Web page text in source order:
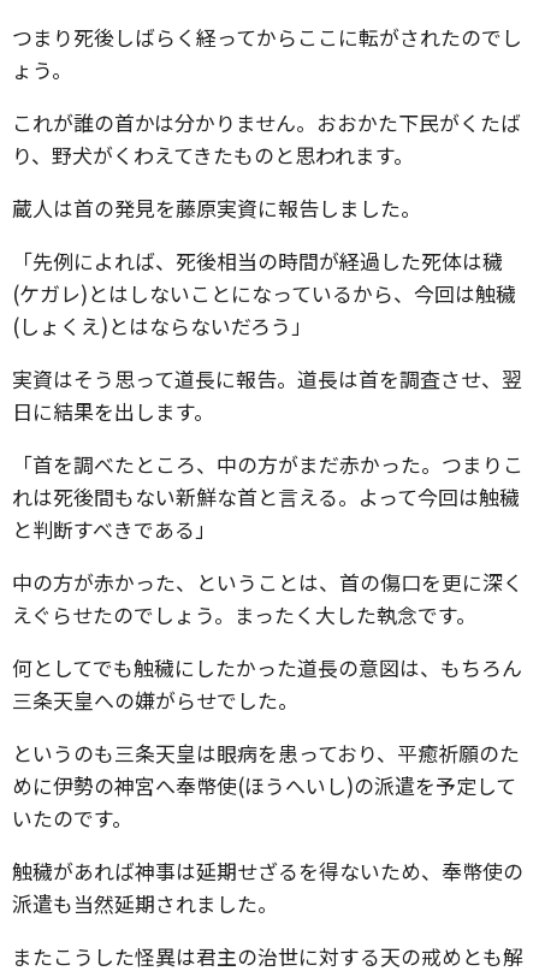
つまり死後しばらく経ってからここに転がされたのでし
ょう。
これが誰の首かは分かりません。おおかた下民がくたば
り、野犬がくわえてきたものと思われます。
蔵人は首の発見を藤原実資に報告しました。
「先例によれば、死後相当の時間が経過した死体は穢
(ケガレ)とはしないことになっているから、今回は触穢
(しょくえ)とはならないだろう」
実資はそう思って道長に報告。道長は首を調査させ、翌
日に結果を出します。
「首を調べたところ、中の方がまだ赤かった。つまりこ
れは死後間もない新鮮な首と言える。よって今回は触穢
と判断すべきである」
中の方が赤かった、ということは、首の傷口を更に深く
えぐらせたのでしょう。まったく大した執念です。
何としてでも触穢にしたかった道長の意図は、もちろん
三条天皇への嫌がらせでした。
というのも三条天皇は眼病を患っており、平癒祈願のた
めに伊勢の神宮へ奉幣使(ほうへいし)の派遣を予定して
いたのです。
触穢があれば神事は延期せざるを得ないため、奉幣使の
派遣も当然延期されました。
またこうした怪異は君主の治世に対する天の戒めとも解